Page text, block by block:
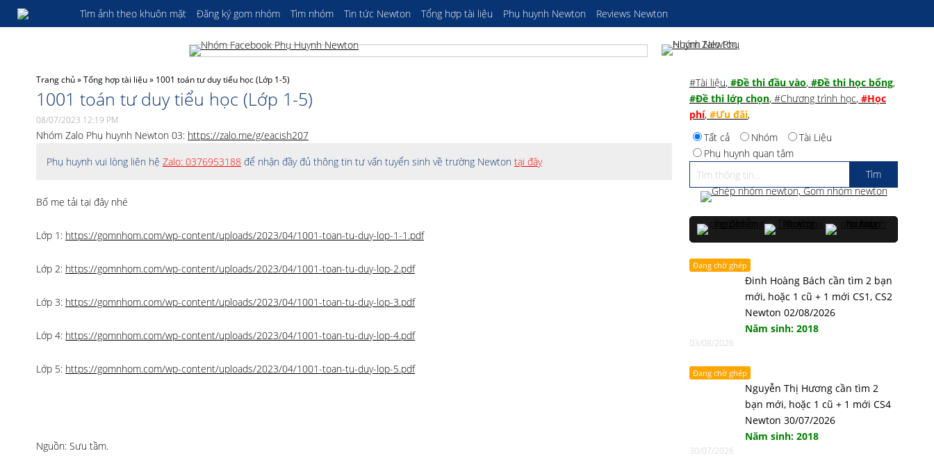
Tìm ảnh theo khuôn mặt Đăng ký gom nhóm Tìm nhóm Tin tức Newton Tổng hợp tài liệu Phụ huynh Newton Reviews Newton
Trang chủ»Tổng hợp tài liệu» 1001 toán tư duy tiểu học (Lớp 1-5)
1001 toán tư duy tiểu học (Lớp 1-5)
08/07/2023 12:19 PM
Nhóm Zalo Phụ huynh Newton 03: https://zalo.me/g/eacish207
Phụ huynh vui lòng liên hệ Zalo: 0376953188 để nhận đầy đủ thông tin tư vấn tuyển sinh về trường Newton tại đây
Bố mẹ tải tại đây nhé
Lớp 1: https://gomnhom.com/wp-content/uploads/2023/04/1001-toan-tu-duy-lop-1-1.pdf
Lớp 2: https://gomnhom.com/wp-content/uploads/2023/04/1001-toan-tu-duy-lop-2.pdf
Lớp 3: https://gomnhom.com/wp-content/uploads/2023/04/1001-toan-tu-duy-lop-3.pdf
Lớp 4: https://gomnhom.com/wp-content/uploads/2023/04/1001-toan-tu-duy-lop-4.pdf
Lớp 5: https://gomnhom.com/wp-content/uploads/2023/04/1001-toan-tu-duy-lop-5.pdf
Nguồn: Sưu tầm.
#Tài liệu, #Đề thi đầu vào, #Đề thi học bổng,
#Đề thi lớp chọn, #Chương trình học, #Học
phí, #Ưu đãi,
Tất cả
Nhóm
Tài Liệu
Phụ huynh quan tâm
Đang chờ ghép
Đinh Hoàng Bách cần tìm 2 bạn
mới, hoặc 1 cũ + 1 mới CS1, CS2
Newton 02/08/2026
Năm sinh: 2018
03/08/2026
Đang chờ ghép
Nguyễn Thị Hương cần tìm 2
bạn mới, hoặc 1 cũ + 1 mới CS4
Newton 30/07/2026
Năm sinh: 2018
30/07/2026